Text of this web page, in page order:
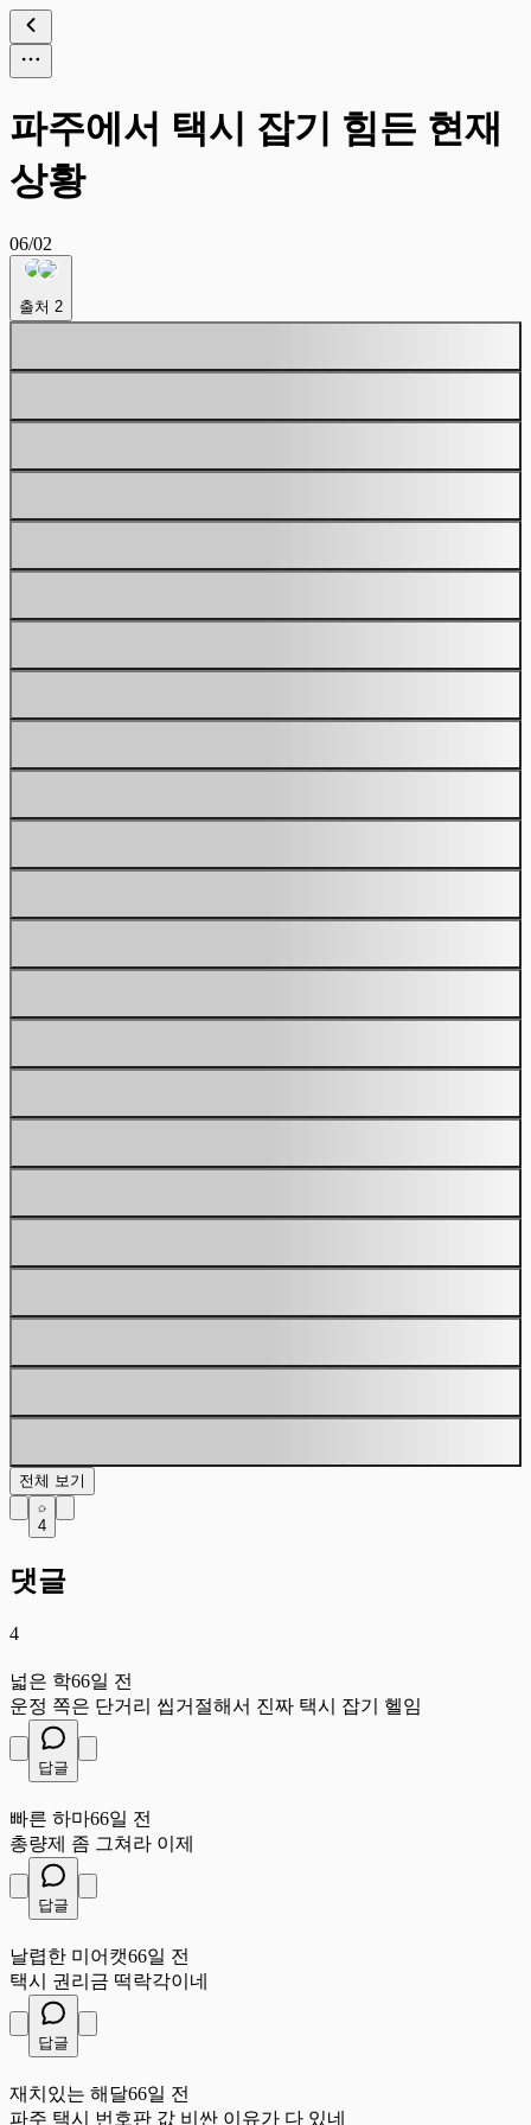
파주에서 택시 잡기 힘든 현재
상황
06/02
출처 2
전체 보기
4
댓글
4
넓은 학66일 전
운정 쪽은 단거리 씹거절해서 진짜 택시 잡기 헬임
답글
빠른 하마66일 전
총량제 좀 그쳐라 이제
답글
날렵한 미어캣66일 전
택시 권리금 떡락각이네
답글
재치있는 해달66일 전
파주 택시 번호판 값 비싼 이유가 다 있네